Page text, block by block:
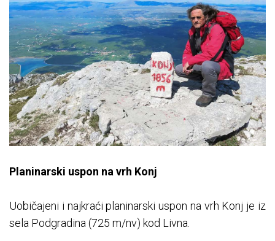
Planinarski uspon na vrh Konj
Uobičajeni i najkraći planinarski uspon na vrh Konj je iz
sela Podgradina (725 m/nv) kod Livna.